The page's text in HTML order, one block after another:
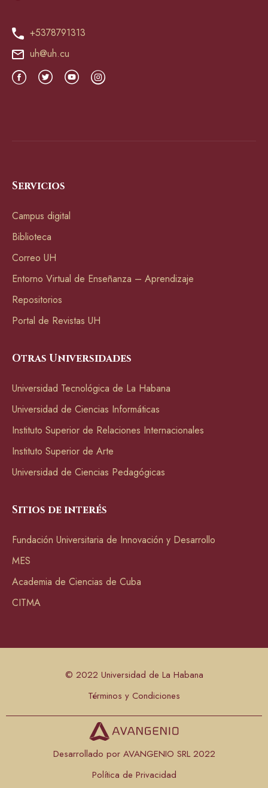
+5378791313
uh@uh.cu
Servicios
Campus digital
Biblioteca
Correo UH
Entorno Virtual de Enseñanza – Aprendizaje
Repositorios
Portal de Revistas UH
Otras Universidades
Universidad Tecnológica de La Habana
Universidad de Ciencias Informáticas
Instituto Superior de Relaciones Internacionales
Instituto Superior de Arte
Universidad de Ciencias Pedagógicas
Sitios de interés
Fundación Universitaria de Innovación y Desarrollo
MES
Academia de Ciencias de Cuba
CITMA
© 2022 Universidad de La Habana
Términos y Condiciones
Desarrollado por AVANGENIO SRL 2022
Política de Privacidad